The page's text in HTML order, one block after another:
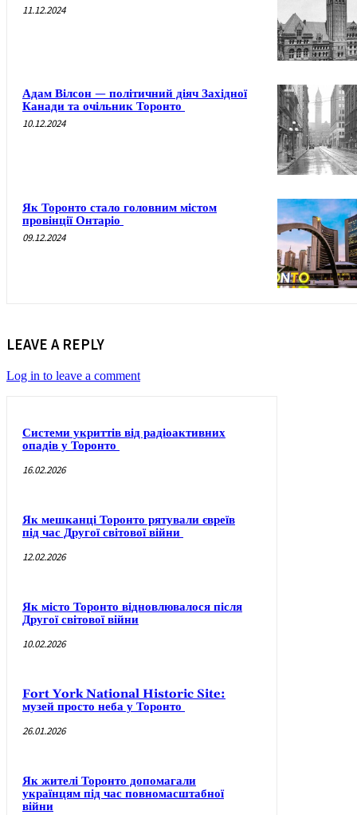
11.12.2024
Адам Вілсон — політичний діяч Західної
Канади та очільник Торонто
10.12.2024
Як Торонто стало головним містом
провінції Онтаріо
09.12.2024
LEAVE A REPLY
Log in to leave a comment
Системи укриттів від радіоактивних
опадів у Торонто
16.02.2026
Як мешканці Торонто рятували євреїв
під час Другої світової війни
12.02.2026
Як місто Торонто відновлювалося після
Другої світової війни
10.02.2026
Fort York National Historic Site:
музей просто неба у Торонто
26.01.2026
Як жителі Торонто допомагали
українцям під час повномасштабної
війни